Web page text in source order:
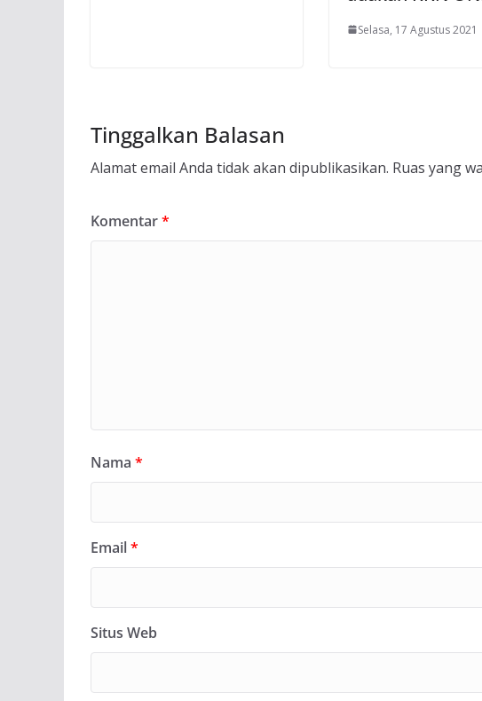
Selasa, 17 Agustus 2021
Tinggalkan Balasan
Alamat email Anda tidak akan dipublikasikan. Ruas yang
Komentar*
Nama *
Email*
Situs Web